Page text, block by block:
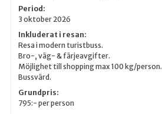
Period:
3 oktober 2026
Inkluderat i resan:
Resa i modern turistbuss.
Bro-, väg- & färjeavgifter.
Möjlighet till shopping max 100 kg/person.
Bussvärd.
Grundpris:
795:- per person